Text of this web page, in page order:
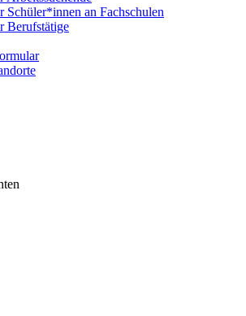
Schüler*innen an Fachschulen
Berufstätige